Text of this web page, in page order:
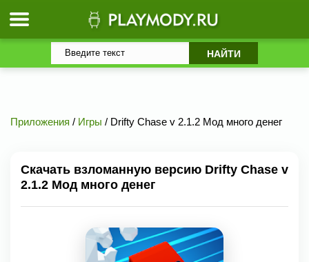
Приложения / Игры / Drifty Chase v 2.1.2 Мод много денег
Скачать взломанную версию Drifty Chase v
2.1.2 Мод много денег